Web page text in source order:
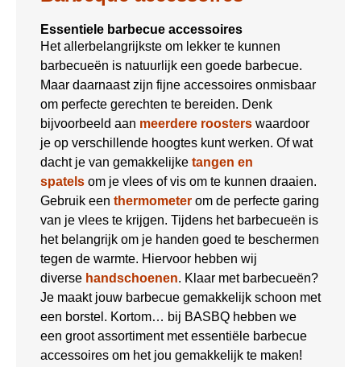
Essentiele barbecue accessoires
Het allerbelangrijkste om lekker te kunnen
barbecueën is natuurlijk een goede barbecue.
Maar daarnaast zijn fijne accessoires onmisbaar
om perfecte gerechten te bereiden. Denk
bijvoorbeeld aan meerdere roosters waardoor
je op verschillende hoogtes kunt werken. Of wat
dacht je van gemakkelijke tangen en
spatels om je vlees of vis om te kunnen draaien.
Gebruik een thermometer om de perfecte garing
van je vlees te krijgen. Tijdens het barbecueën is
het belangrijk om je handen goed te beschermen
tegen de warmte. Hiervoor hebben wij
diverse handschoenen. Klaar met barbecueën?
Je maakt jouw barbecue gemakkelijk schoon met
een borstel. Kortom… bij BASBQ hebben we
een groot assortiment met essentiële barbecue
accessoires om het jou gemakkelijk te maken!